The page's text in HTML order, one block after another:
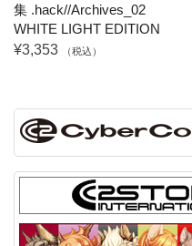
集 .hack//Archives_02
WHITE LIGHT EDITION
¥3,353
（税込）